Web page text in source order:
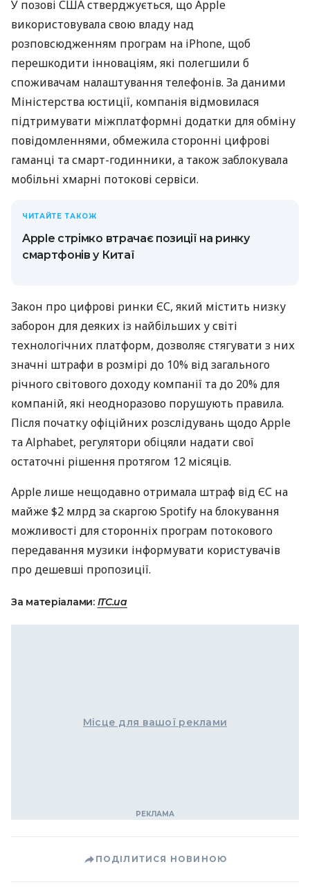
У позові США стверджується, що Apple
використовувала свою владу над
розповсюдженням програм на iPhone, щоб
перешкодити інноваціям, які полегшили б
споживачам налаштування телефонів. За даними
Міністерства юстиції, компанія відмовилася
підтримувати міжплатформні додатки для обміну
повідомленнями, обмежила сторонні цифрові
гаманці та смарт-годинники, а також заблокувала
мобільні хмарні потокові сервіси.
ЧИТАЙТЕ ТАКОЖ
Apple стрімко втрачає позиції на ринку
смартфонів у Китаї
Закон про цифрові ринки ЄС, який містить низку
заборон для деяких із найбільших у світі
технологічних платформ, дозволяє стягувати з них
значні штрафи в розмірі до 10% від загального
річного світового доходу компанії та до 20% для
компаній, які неодноразово порушують правила.
Після початку офіційних розслідувань щодо Apple
та Alphabet, регулятори обіцяли надати свої
остаточні рішення протягом 12 місяців.
Apple лише нещодавно отримала штраф від ЄС на
майже $2 млрд за скаргою Spotify на блокування
можливості для сторонніх програм потокового
передавання музики інформувати користувачів
про дешевші пропозиції.
За матеріалами: ITC.ua
Місце для вашої реклами
ПОДІЛИТИСЯ НОВИНОЮ